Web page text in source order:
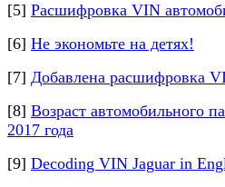
[5] Расшифровка VIN
[6] Не экономьте на детях!
[7] Добавлена расшифровка
[8] Возраст автомобильного
2017 года
[9] Decoding VIN Jaguar in